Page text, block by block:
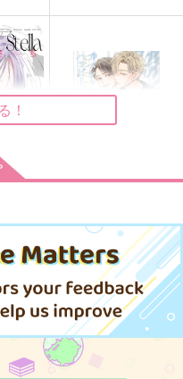
作品詳細
とワル
6月のジュビリー
ひとつ残し
600円
成田狂児×岡聡実
子（きみ色に溺れた
い）
幻冬舎
440 （税込）
サンプル
作品詳細
！